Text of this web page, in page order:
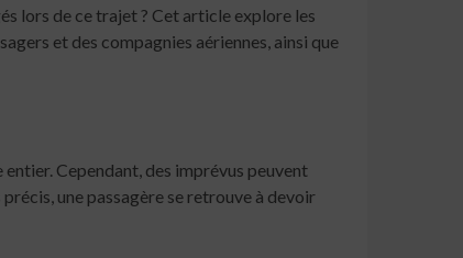
lors de ce trajet ? Cet article explore les
et des compagnies aériennes, ainsi que
Cependant, des imprévus peuvent
une passagère se retrouve à devoir